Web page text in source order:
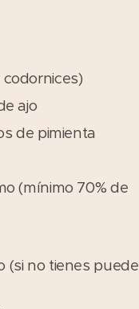
ajo
de pimienta
(mínimo 70% de
(si no tienes puede